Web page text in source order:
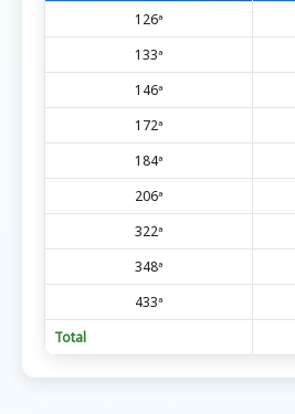
126ª
133ª
146ª
172ª
184ª
206ª
322ª
348ª
433ª
Total